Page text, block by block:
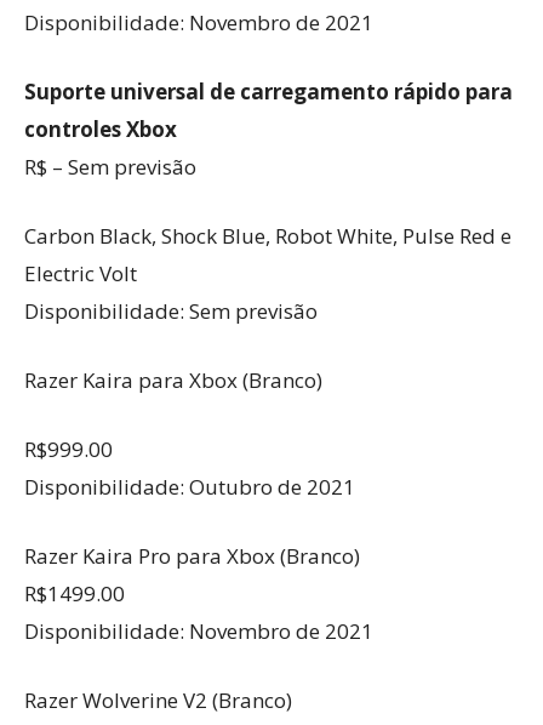
Disponibilidade: Novembro de 2021
Suporte universal de carregamento rápido para
controles Xbox
R$ – Sem previsão
Carbon Black, Shock Blue, Robot White, Pulse Red e
Electric Volt
Disponibilidade: Sem previsão
Razer Kaira para Xbox (Branco)
R$999.00
Disponibilidade: Outubro de 2021
Razer Kaira Pro para Xbox (Branco)
R$1499.00
Disponibilidade: Novembro de 2021
Razer Wolverine V2 (Branco)